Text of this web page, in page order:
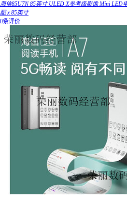
海信85U7N 85英寸 ULED X参考级影像 Mini LED
配 x 85英寸
0条评价